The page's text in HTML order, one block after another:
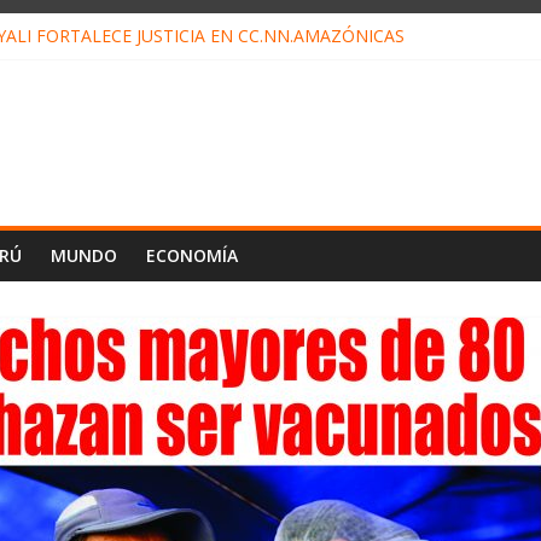
FORTALECE JUSTICIA EN CC.NN.AMAZÓNICAS
MUNDO ECONOMÍA